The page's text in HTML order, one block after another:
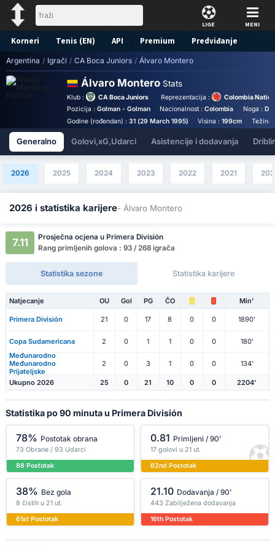
LIGE MENI
Korneri Tenis (EN) API Premium Predviđanje
Argentina / Igrači / CA Boca Juniors / Álvaro Montero
Álvaro Montero Stats
Klub : CA Boca Juniors Reprezentacija :
Colombia
Pozicija : Golman - Golman Nacionalnost :Colombia Noga :
Godine (rođendan) : 31 (29 March 1995) Visina :199cm Težina
Generalno Golovi,xG,Udarci Asistencije i dodavanja
2026 2025 2024 2023 2022 2021
2026 i statistika karijere- Álvaro Montero
7.11
Prosječna ocjena u Primera División
Rang primljenih golova : 93 / 268 igrača
Statistika sezone Statistika karijere
Natjecanje OU Gol PG ČO Min'
Primera División 21 0 17 8 0 0 1890'
Copa Sudamericana 2 0 1 1 0 0
180'
Međunarodno
Međunarodno
Prijateljske
2 0 3 1 0 0 134'
Ukupno 2026 25 0 21 10 0 0 2204'
Statistika po 90 minuta u Primera División
78% Postotak obrana
73 Obrane / 93 Udarci
88 Postotak
0.81 Primljeni / 90'
17 golovi u 21 ut.
62nd Postotak
38% Bez gola
8 čistih u 21 ut.
61st Postotak
21.10 Dodavanja / 90'
443 Zabilježena dodavanja
16th Postotak